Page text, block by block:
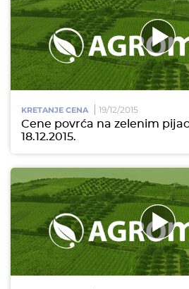
KRETANJE CENA 19/12/2015
Cene povrća na zelenim
18.12.2015.